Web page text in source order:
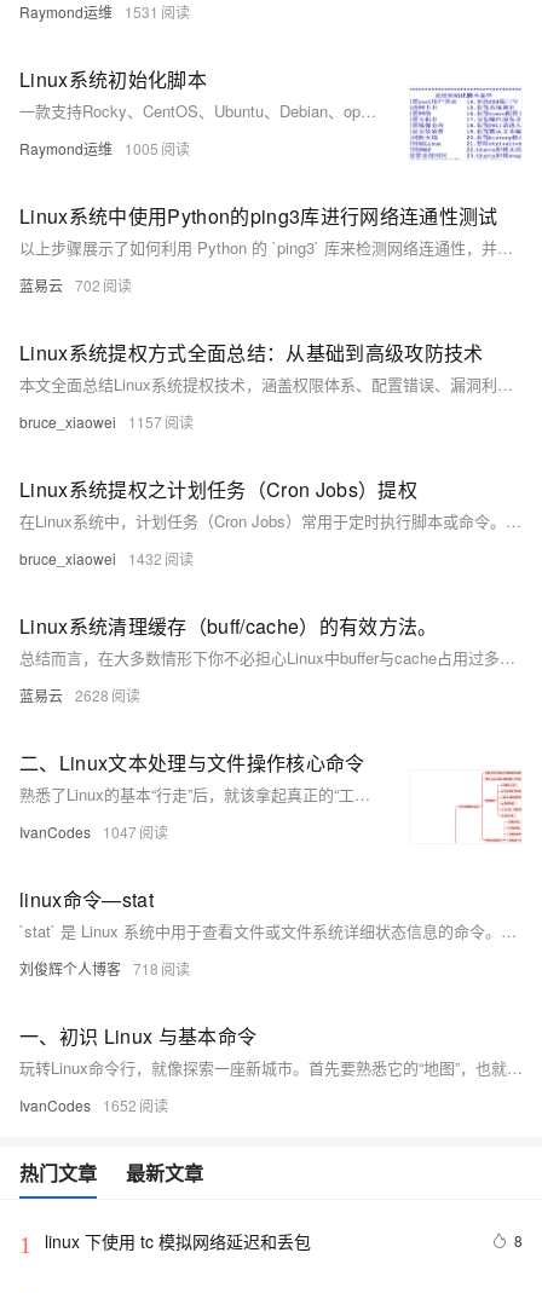
Raymond运维 1531
Linux系统初始化脚本
一款支持Rocky、CentOS、Ubuntu、Debian、openEuler等主流Linux发行版的系统初始化Shell脚本，涵盖网络配置、主机名设置、镜像源更换、安全加固等多项功能，适配单/双网卡环境，支持UEFI引导，提供多版本下载与持续更新。
Raymond运维 1005
Linux系统中使用Python的ping3库进行网络连通性测试
以上步骤展示了如何利用 Python 的 `ping3` 库来检测网络连通性，并且提供了基本错误处理方法以确保程序能够优雅地处理各种意外情形。通过简洁明快、易读易懂、实操性强等特点使得该方法非常适合开发者或系统管理员快速集成至自动化工具链之内进行日常运维任务之需求满足。
蓝易云 702
Linux系统提权方式全面总结：从基础到高级攻防技术
本文全面总结Linux系统提权技术，涵盖权限体系、配置错误、漏洞利用、密码攻击等方法，帮助安全研究人员掌握攻防技术，提升系统防护能力。
bruce_xiaowei 1157
Linux系统提权之计划任务（Cron Jobs）提权
在Linux系统中，计划任务（Cron Jobs）常用于定时执行脚本或命令。若配置不当，攻击者可利用其提权至root权限。常见漏洞包括可写的Cron脚本、目录、通配符注入及PATH变量劫持。攻击者通过修改脚本、创建恶意任务或注入命令实现提权。系统管理员应遵循最小权限原则、使用绝对路径、避免通配符、设置安全PATH并定期审计，以防范此类攻击。
bruce_xiaowei 1432
Linux系统清理缓存（buff/cache）的有效方法。
总结而言，在大多数情形下你不必担心Linux中buffer与cache占用过多内存在影响到其他程序运行；因为当程序请求更多内存在没有足够可用资源时,Linux会自行调整其占有量。只有当你明确知道当前环境与需求并希望立即回收这部分资源给即将运行重负载任务之前才考虑上述方法去主动干预。
蓝易云 2628
二、Linux文本处理与文件操作核心命令
熟悉了Linux的基本“行走”后，就该拿起真正的“工具”干活了。用grep这个“放大镜”在文件里搜索内容，用find这个“探测器”在系统中寻找文件，再用tar把东西打包带走。最关键的是要学会使用管道符|，它像一条流水线，能把这些命令串联起来，让简单工具组合出强大的功能，比如 ps -ef | grep 'nginx' 就能快速找出nginx进程。
IvanCodes 1047
linux命令—stat
`stat` 是 Linux 系统中用于查看文件或文件系统详细状态信息的命令。相比 `ls -l`，它提供更全面的信息，包括文件大小、权限、所有者、时间戳（最后访问、修改、状态变更时间）、inode 号、设备信息等。其常用选项包括 `-f` 查看文件系统状态、`-t` 以简洁格式输出、`-L` 跟踪符号链接，以及 `-c` 或 `--format` 自定义输出格式。通过这些选项，用户可以灵活获取所需信息，适用于系统调试、权限检查、磁盘管理等场景。
刘俊辉个人博客 718
一、初识 Linux 与基本命令
玩转Linux命令行，就像探索一座新城市。首先要熟悉它的“地图”，也就是/根目录下/etc（放配置）、/home（住家）这些核心区域。然后掌握几个“生存口令”：用ls看周围，cd去别处，mkdir建新房，cp/mv搬东西，再用cat或tail看文件内容。最后，别忘了随时按Tab键，它能帮你自动补全命令和路径，是提高效率的第一神器。
IvanCodes 1652
热门文章 最新文章
1 linux 下使用 tc 模拟网络延迟和丢包 8